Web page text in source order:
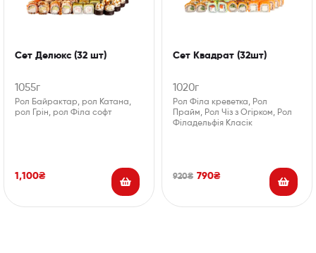
Сет Делюкс (32 шт)
1055г
Рол Байрактар, рол Катана,
рол Грін, рол Філа софт
1,100₴
Сет Квадрат (32шт)
1020г
Рол Філа креветка, Рол
Прайм, Рол Чіз з Огірком, Рол
Філадельфія Класік
920₴ 790₴